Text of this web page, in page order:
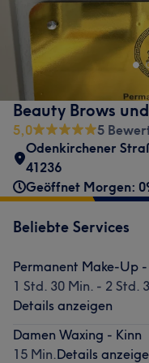
Beauty Brows
5,0
5
Odenkirchener
41236
Geöffnet Morgen:
Beliebte Services
Permanent Make-Up
1 Std. 30 Min. - 2 Std.
Details anzeigen
Damen Waxing - Kinn
15 Min.Details